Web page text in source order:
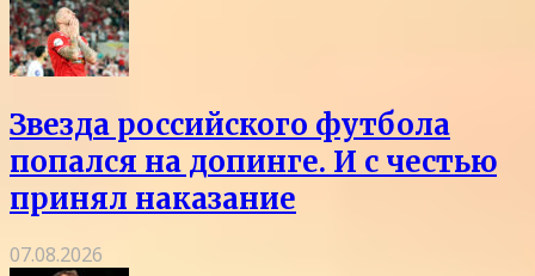
Звезда российского футбола
попался на допинге. И с честью
принял наказание
07.08.2026